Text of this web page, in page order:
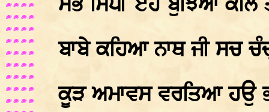
ਬਾਬੇ ਕਹਿਆ ਨਾਥ ਜੀ ਸਚ
ਕੂੜ ਅਮਾਵਸ ਵਰਤਿਆ ਹਉ